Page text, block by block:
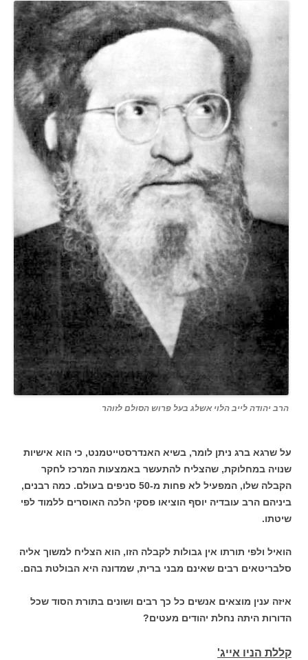
הרב יהודה לייב הלוי אשלג בעל פרוש הסולם לזוהר
על שרגא ברג ניתן לומר, בשיא האנדרסטייטמנט, כי הוא אישיות
שנויה במחלוקת, שהצליח להתעשר באמצעות המרכז לחקר
הקבלה שלו, המפעיל לא פחות מ-50 סניפים בעולם. כמה רבנים,
ביניהם הרב עובדיה יוסף הוציאו פסקי הלכה האוסרים ללמוד לפי
שיטתו.
הואיל ולפי תורתו אין גבולות לקבלה הזו, הוא הצליח למשוך אליה
סלבריטאים רבים שאינם מבני ברית, שמדונה היא הבולטת בהם.
איזה ענין מוצאים אנשים כל כך רבים ושונים בתורת הסוד שכל
הדורות היתה נחלת יהודים מעטים?
קללת הניו אייג'